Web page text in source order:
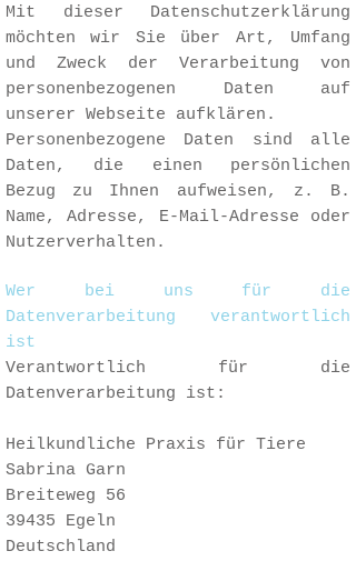
Mit dieser Datenschutzerklärung
möchten wir Sie über Art, Umfang
und Zweck der Verarbeitung von
personenbezogenen Daten auf
unserer Webseite aufklären.
Personenbezogene Daten sind alle
Daten, die einen persönlichen
Bezug zu Ihnen aufweisen, z. B.
Name, Adresse, E-Mail-Adresse oder
Nutzerverhalten.
Wer bei uns für die
Datenverarbeitung verantwortlich
ist
Verantwortlich für die
Datenverarbeitung ist:
Heilkundliche Praxis für Tiere
Sabrina Garn
Breiteweg 56
39435 Egeln
Deutschland